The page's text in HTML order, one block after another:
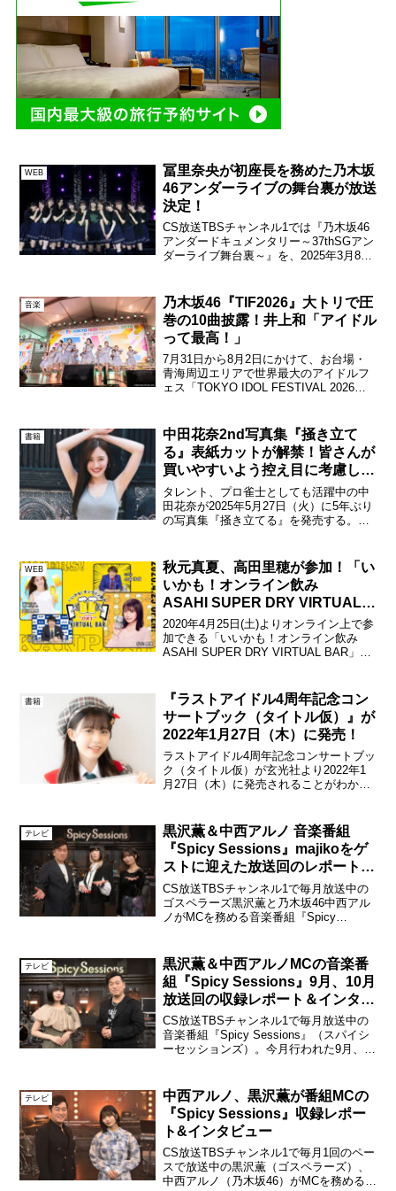
WEB
冨里奈央が初座長を務めた乃木坂
46アンダーライブの舞台裏が放送
決定！
CS放送TBSチャンネル1では『乃木坂46
アンダードキュメンタリー～37thSGアン
ダーライブ舞台裏～』を、2025年3月8日
題曲を歌う“選抜メンバー”以外の“アン...
音楽
乃木坂46『TIF2026』大トリで圧
巻の10曲披露！井上和「アイドル
って最高！」
7月31日から8月2日にかけて、お台場・
青海周辺エリアで世界最大のアイドルフ
ェス「TOKYO IDOL FESTIVAL 2026
月2日には、乃...
書籍
中田花奈2nd写真集『掻き立て
る』表紙カットが解禁！皆さんが
買いやすいよう控え目に考慮しま
した！
タレント、プロ雀士としても活躍中の中
田花奈が2025年5月27日（火）に5年ぶり
の写真集『掻き立てる』を発売する。中
の第1期メンバーオーディションに合格、
9年に...
WEB
秋元真夏、高田里穂が参加！「い
いかも！オンライン飲み
ASAHI SUPER DRY VIRTUAL
BAR」
2020年4月25日(土)よりオンライン上で参
加できる「いいかも！オンライン飲み
ASAHI SUPER DRY VIRTUAL BAR」が
は、お笑い芸人の三四郎、...
書籍
『ラストアイドル4周年記念コン
サートブック（タイトル仮）』が
2022年1月27日（木）に発売！
ラストアイドル4周年記念コンサートブッ
ク（タイトル仮）が玄光社より2022年1
月27日（木）に発売されることがわかっ
ンサートに徹底密着し、コンサート本編
の模様...
テレビ
黒沢薫＆中西アルノ 音楽番組
『Spicy Sessions』majikoをゲ
ストに迎えた放送回のレポートが
到着！
CS放送TBSチャンネル1で毎月放送中の
ゴスペラーズ黒沢薫と乃木坂46中西アル
ノがMCを務める音楽番組『Spicy
Sessions with maj...
テレビ
黒沢薫＆中西アルノMCの音楽番
組『Spicy Sessions』9月、10月
放送回の収録レポート＆インタビ
ュー！
CS放送TBSチャンネル1で毎月放送中の
音楽番組『Spicy Sessions』（スパイシ
ーセッションズ）。今月行われた9月、10
ストのオフィシャルライターを務める音
楽...
テレビ
中西アルノ、黒沢薫が番組MCの
『Spicy Sessions』収録レポー
ト&インタビュー
CS放送TBSチャンネル1で毎月1回のペー
スで放送中の黒沢薫（ゴスペラーズ）、
中西アルノ（乃木坂46）がMCを務める音